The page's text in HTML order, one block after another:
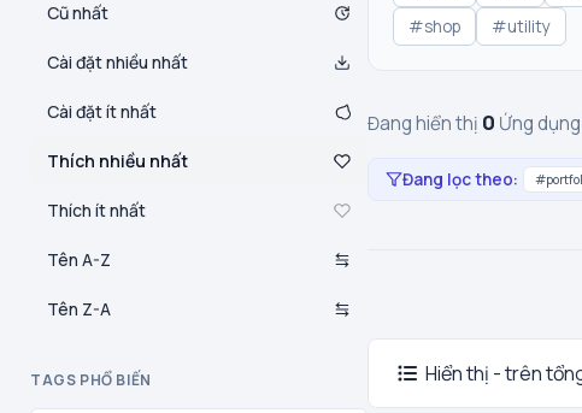
Cũ nhất
Cài đặt nhiều nhất
Cài đặt ít nhất
Thích nhiều nhất
Thích ít nhất
Tên A-Z
Tên Z-A
TAGS PHỔ BIẾN
#shop
#utility
Đang hiển thị 0 Ứng
Đang lọc theo:
Hiển thị - trên